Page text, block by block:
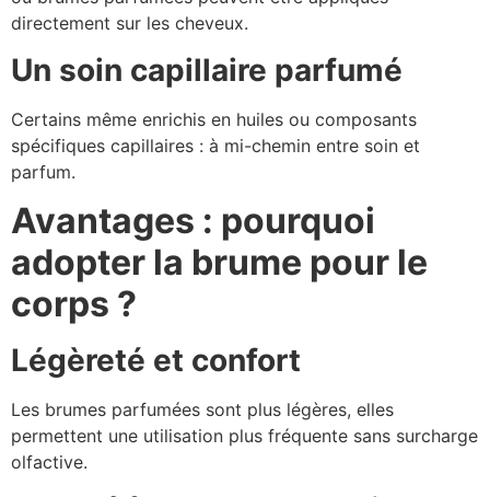
directement sur les cheveux.
Un soin capillaire parfumé
Certains même enrichis en huiles ou composants
spécifiques capillaires : à mi-chemin entre soin et
parfum.
Avantages : pourquoi
adopter la brume pour le
corps ?
Légèreté et confort
Les brumes parfumées sont plus légères, elles
permettent une utilisation plus fréquente sans surcharge
olfactive.